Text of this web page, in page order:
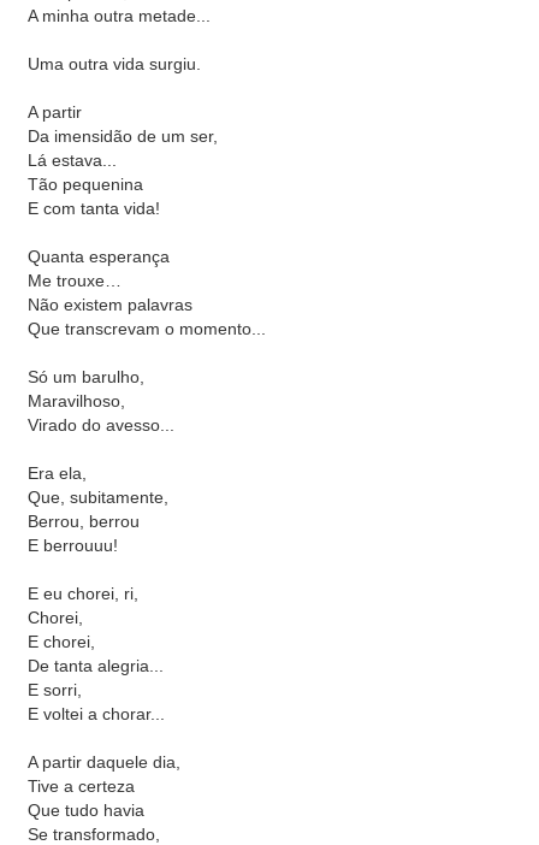
A minha outra metade...
Uma outra vida surgiu.
A partir
Da imensidão de um ser,
Lá estava...
Tão pequenina
E com tanta vida!
Quanta esperança
Me trouxe…
Não existem palavras
Que transcrevam o momento...
Só um barulho,
Maravilhoso,
Virado do avesso...
Era ela,
Que, subitamente,
Berrou, berrou
E berrouuu!
E eu chorei, ri,
Chorei,
E chorei,
De tanta alegria...
E sorri,
E voltei a chorar...
A partir daquele dia,
Tive a certeza
Que tudo havia
Se transformado,